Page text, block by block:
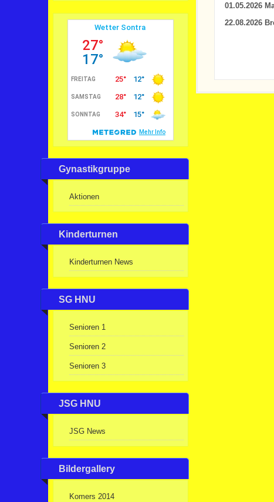
Gynastikgruppe
Aktionen
Kinderturnen
Kinderturnen News
SG HNU
Senioren 1
Senioren 2
Senioren 3
JSG HNU
JSG News
Bildergallery
Komers 2014
01.05.2026
22.08.2026